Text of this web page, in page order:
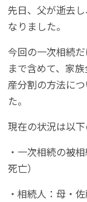
先日、父が逝去
なりました。
今回の一次相続
まで含めて、家
産分割の方法に
た。
現在の状況は以下
・一次相続の被
死亡）
・相続人：母・